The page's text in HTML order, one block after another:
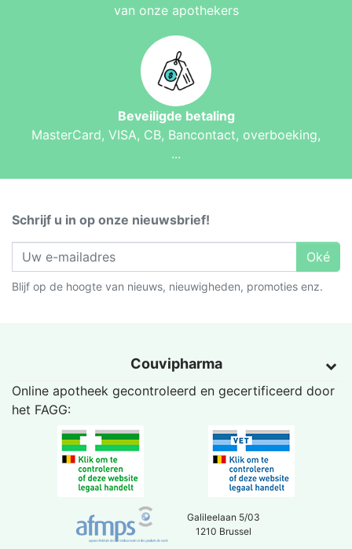
van onze apothekers
Beveiligde betaling
MasterCard, VISA, CB, Bancontact, overboeking,
...
Schrijf u in op onze nieuwsbrief!
Oké
Blijf op de hoogte van nieuws, nieuwigheden, promoties enz.
Couvipharma
Online apotheek gecontroleerd en gecertificeerd door
het FAGG:
Galileelaan 5/03
1210 Brussel